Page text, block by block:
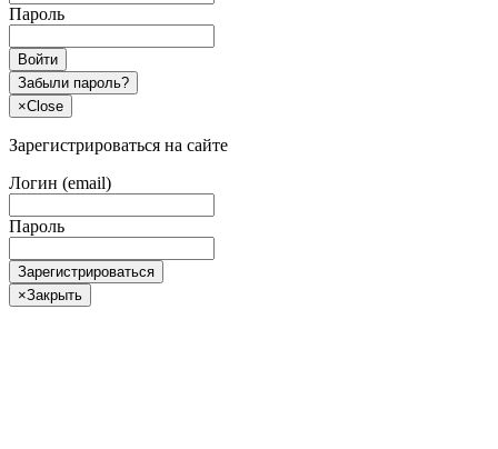
Пароль
Войти
Забыли пароль?
×Close
Зарегистрироваться на сайте
Логин (email)
Пароль
Зарегистрироваться
×Закрыть